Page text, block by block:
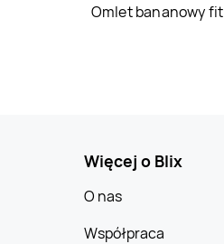
Omlet bananowy fit
Więcej o Blix
O nas
Współpraca